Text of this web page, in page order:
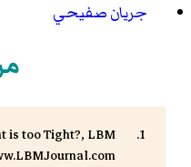
جريان صفيحي
is too Tight?, LBM